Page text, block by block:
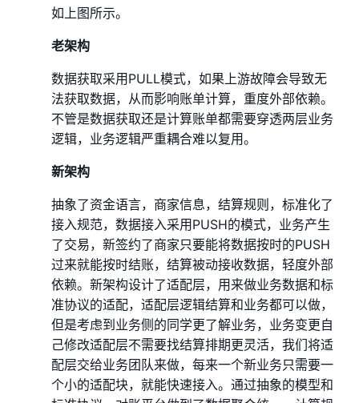
如上图所示。
老架构
数据获取采用PULL模式，如果上游故障会导致无
法获取数据，从而影响账单计算，重度外部依赖。
不管是数据获取还是计算账单都需要穿透两层业务
逻辑，业务逻辑严重耦合难以复用。
新架构
抽象了资金语言，商家信息，结算规则，标准化了
接入规范，数据接入采用PUSH的模式，业务产生
了交易，新签约了商家只要能将数据按时的PUSH
过来就能按时结账，结算被动接收数据，轻度外部
依赖。新架构设计了适配层，用来做业务数据和标
准协议的适配，适配层逻辑结算和业务都可以做，
但是考虑到业务侧的同学更了解业务，业务变更自
己修改适配层不需要找结算排期更灵活，我们将适
配层交给业务团队来做，每来一个新业务只需要一
个小的适配块，就能快速接入。通过抽象的模型和